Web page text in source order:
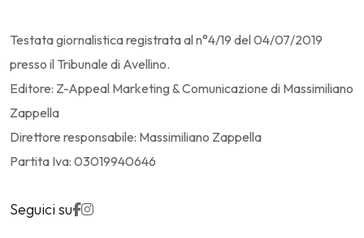
Testata giornalistica registrata al n°4/19 del 04/07/2019
presso il Tribunale di Avellino.
Editore: Z-Appeal Marketing & Comunicazione di Massimiliano
Zappella
Direttore responsabile: Massimiliano Zappella
Partita Iva: 03019940646
Seguici su